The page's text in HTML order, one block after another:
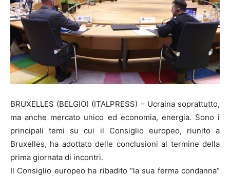
BRUXELLES (BELGIO) (ITALPRESS) – Ucraina soprattutto,
ma anche mercato unico ed economia, energia. Sono i
principali temi su cui il Consiglio europeo, riunito a
Bruxelles, ha adottato delle conclusioni al termine della
prima giornata di incontri.
Il Consiglio europeo ha ribadito “la sua ferma condanna”